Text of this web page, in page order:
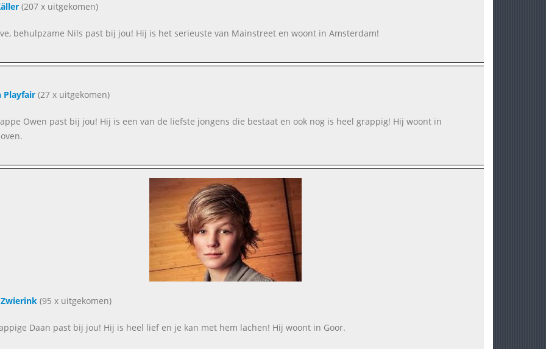
(207 x uitgekomen)
behulpzame Nils past bij jou! Hij is het serieuste van Mainstreet en woont in Amsterdam!
Playfair(27 x uitgekomen)
Owen past bij jou! Hij is een van de liefste jongens die bestaat en ook nog is heel grappig! Hij woont in
(95 x uitgekomen)
Daan past bij jou! Hij is heel lief en je kan met hem lachen! Hij woont in Goor.